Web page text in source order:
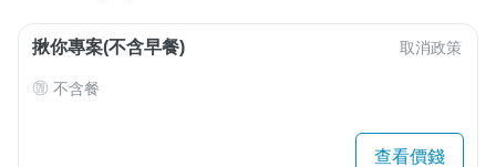
揪你專案(不含早餐) 取消政策
不含餐
查看價錢